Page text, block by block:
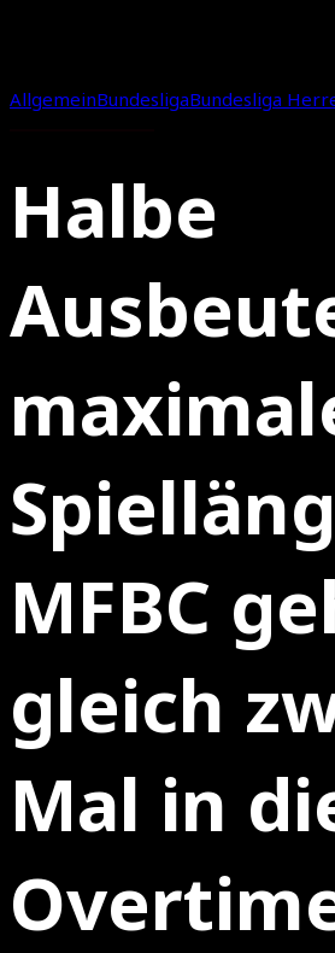
AllgemeinBundesligaBundesliga
Halbe
MFBC
gleich
Mal in